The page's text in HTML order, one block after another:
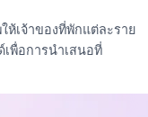
ห้เจ้าของที่พักแต่ละราย
พื่อการนำเสนอที่